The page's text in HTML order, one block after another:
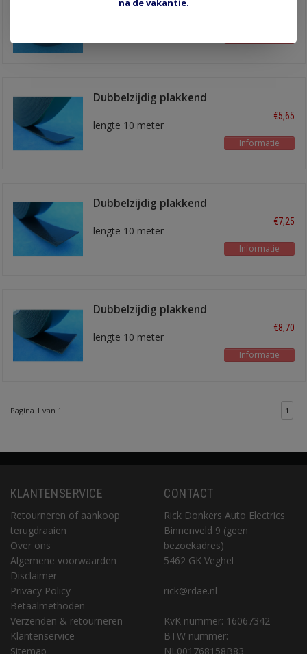
Dubbelzijdig plakkend
tape 12 mm
lengte 10 meter
€5,65
Informatie
Dubbelzijdig plakkend
lengte 10 meter
€7,25
Informatie
Dubbelzijdig plakkend
lengte 10 meter
€8,70
Informatie
Pagina 1 van 1 1
KLANTENSERVICE
Retourneren of aankoop
terugdraaien
Over ons
Algemene voorwaarden
Disclaimer
Privacy Policy
Betaalmethoden
Verzenden & retourneren
Klantenservice
Sitemap
CONTACT
Rick Donkers Auto Electrics
Binnenveld 9 (geen
bezoekadres)
5462 GK Veghel
rick@rdae.nl
KvK nummer: 16067342
BTW nummer:
NL001768158B83